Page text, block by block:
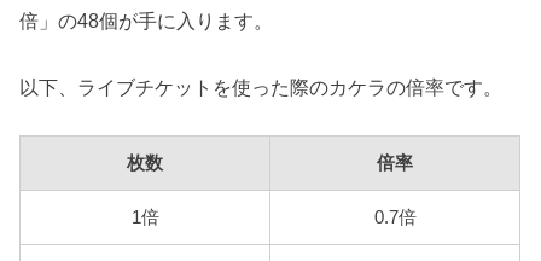
倍」の48個が手に入ります。
以下、ライブチケットを使った際のカケラの倍率です。
枚数 倍率
1倍 0.7倍